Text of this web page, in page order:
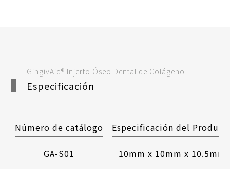
GingivAid® Injerto Óseo Dental de Colágeno
Especificación
Número de catálogo Especificación del
GA-S01
10mm x 10mm x 10.5mm